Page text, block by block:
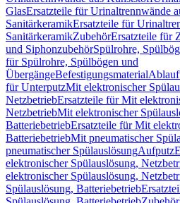
GlasErsatzteile für Urinaltrennwände
SanitärkeramikErsatzteile für
SanitärkeramikZubehörErsatzteile für
und SiphonzubehörSpülrohre,
für Spülrohre, Spülbögen und
ÜbergängeBefestigungsmaterial
für UnterputzMit elektronischer
NetzbetriebErsatzteile für Mit
NetzbetriebMit elektronischer
BatteriebetriebErsatzteile für Mit
BatteriebetriebMit pneumatischer
pneumatischer SpülauslösungAufputz
elektronischer Spülauslösung,
elektronischer Spülauslösung,
Spülauslösung, Batteriebetrieb